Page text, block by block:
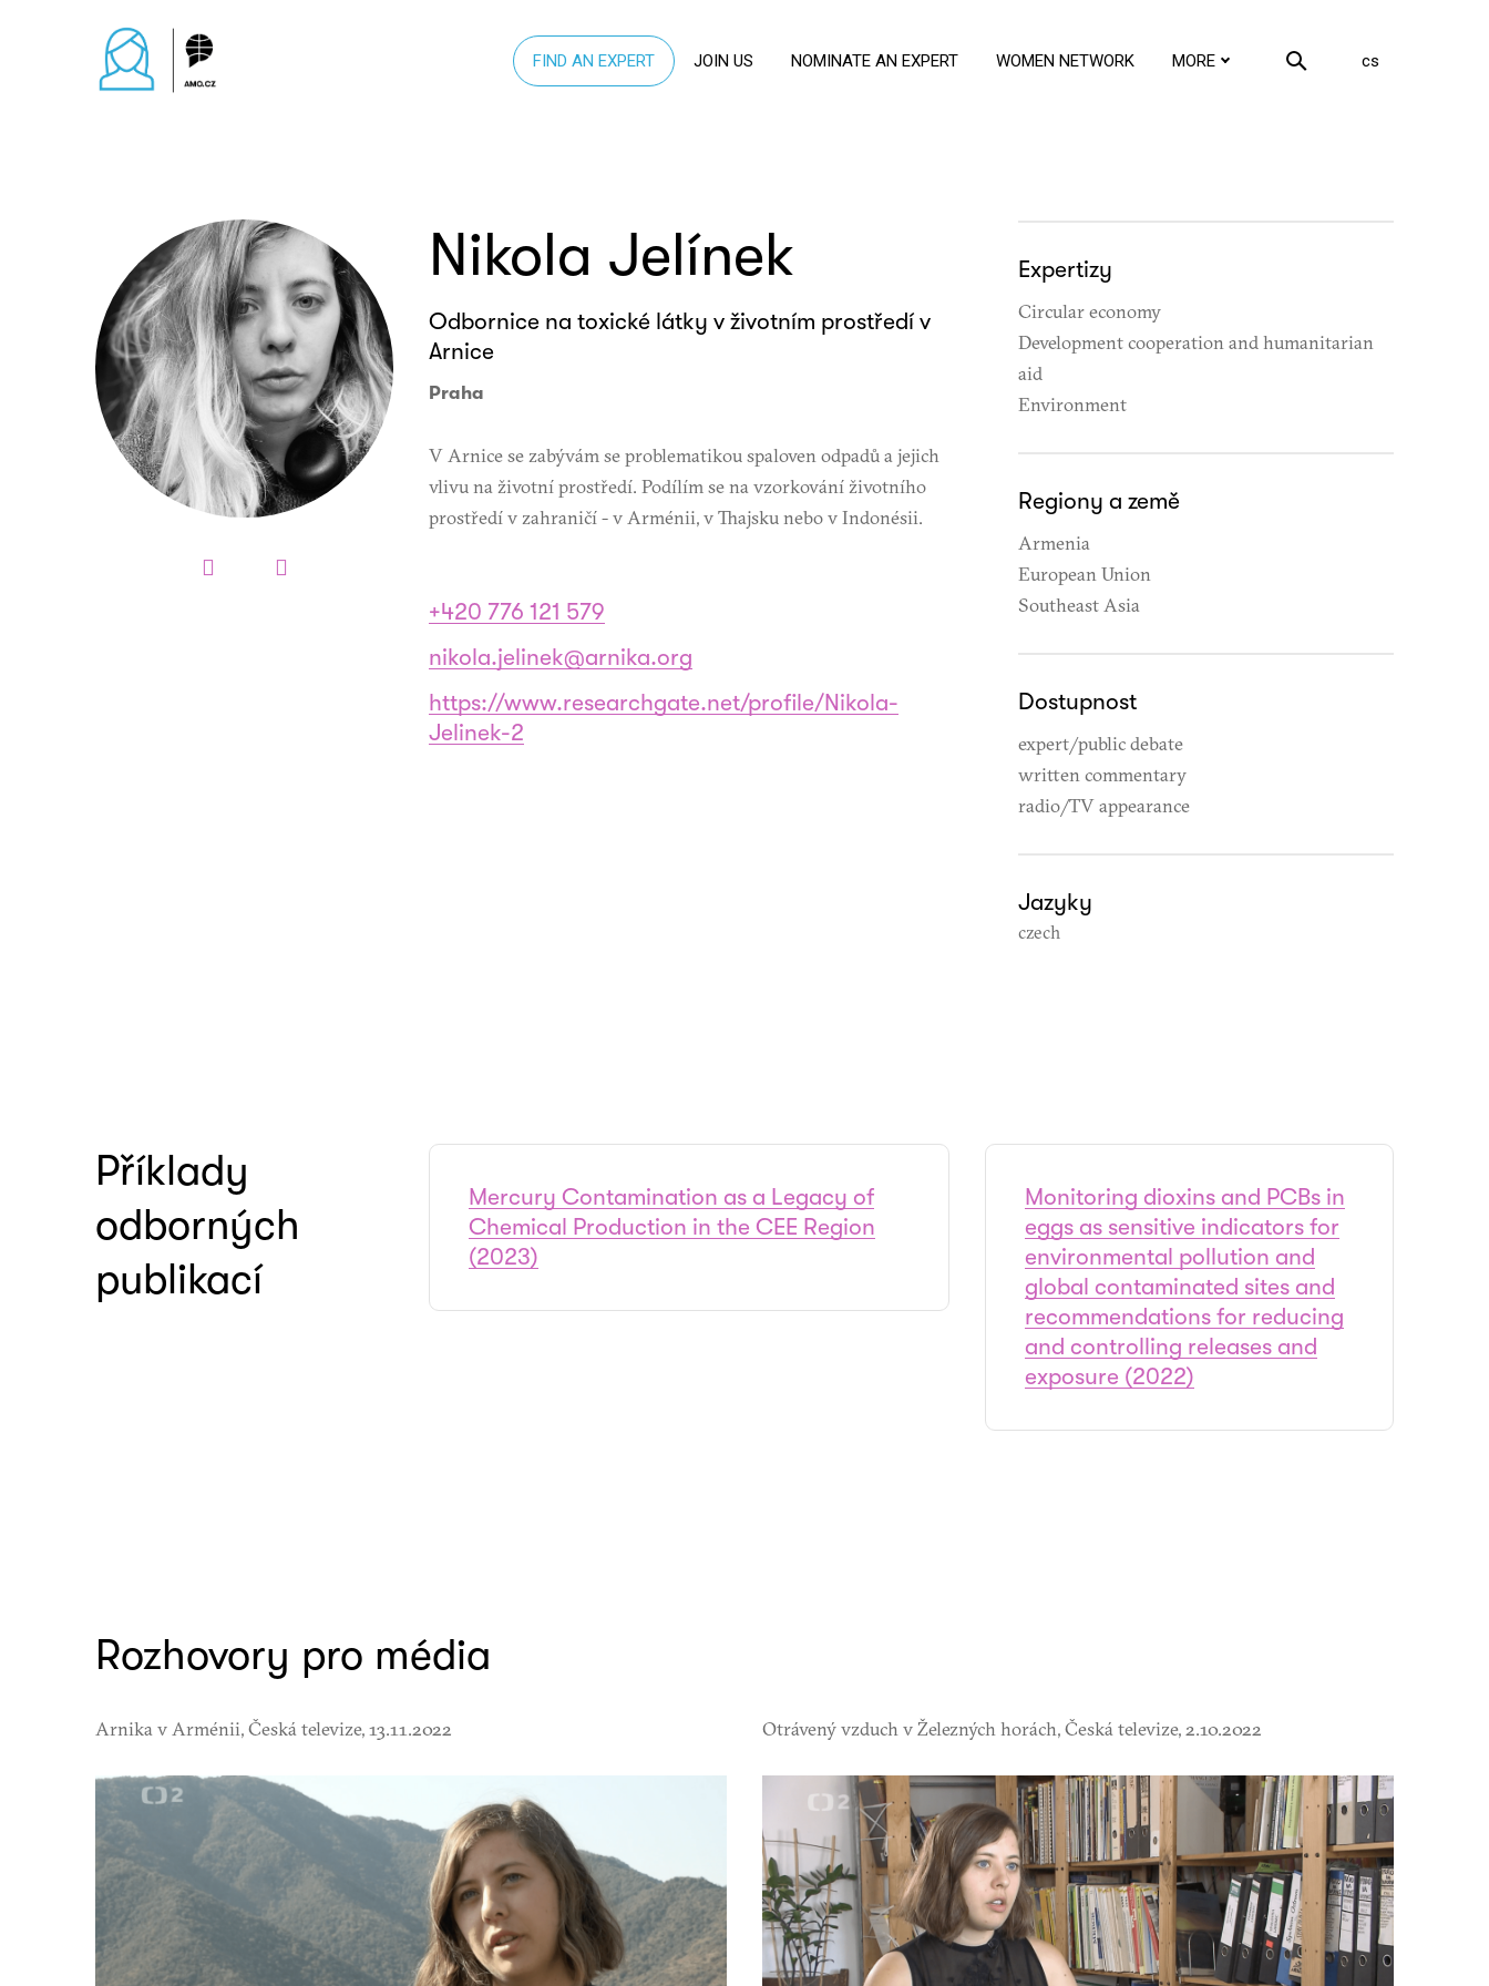
FIND AN EXPERT JOIN US NOMINATE AN EXPERT WOMEN NETWORK MORE cs
Nikola Jelínek
Odbornice na toxické látky v životním prostředí v
Arnice
Praha
V Arnice se zabývám se problematikou spaloven odpadů a jejich
vlivu na životní prostředí. Podílím se na vzorkování životního
prostředí v zahraničí - v Arménii, v Thajsku nebo v Indonésii.
+420 776 121 579
nikola.jelinek@arnika.org
https://www.researchgate.net/profile/Nikola-
Jelinek-2
Expertizy
Circular economy
Development cooperation and humanitarian
aid
Environment
Regiony a země
Armenia
European Union
Southeast Asia
Dostupnost
expert/public debate
written commentary
radio/TV appearance
Jazyky
czech
Příklady
odborných
publikací
Mercury Contamination as a Legacy of
Chemical Production in the CEE Region
(2023)
Monitoring dioxins and PCBs in
eggs as sensitive indicators for
environmental pollution and
global contaminated sites and
recommendations for reducing
and controlling releases and
exposure (2022)
Rozhovory pro média
Arnika v Arménii, Česká televize, 13.11.2022 Otrávený vzduch v Železných horách, Česká televize, 2.10.2022